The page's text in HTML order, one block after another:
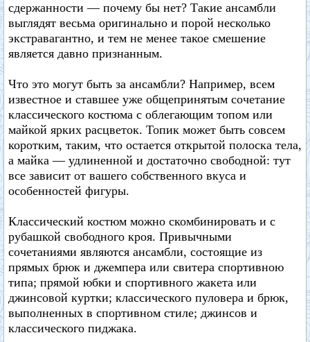
сдержанности — почему бы нет? Такие ансамбли
выглядят весьма оригинально и порой несколько
экстравагантно, и тем не менее такое смешение
является давно признанным.
Что это могут быть за ансамбли? Например, всем
известное и ставшее уже общепринятым сочетание
классического костюма с облегающим топом или
майкой ярких расцветок. Топик может быть совсем
коротким, таким, что остается открытой полоска тела,
а майка — удлиненной и достаточно свободной: тут
все зависит от вашего собственного вкуса и
особенностей фигуры.
Классический костюм можно скомбинировать и с
рубашкой свободного кроя. Привычными
сочетаниями являются ансамбли, состоящие из
прямых брюк и джемпера или свитера спортивною
типа; прямой юбки и спортивного жакета или
джинсовой куртки; классического пуловера и брюк,
выполненных в спортивном стиле; джинсов и
классического пиджака.